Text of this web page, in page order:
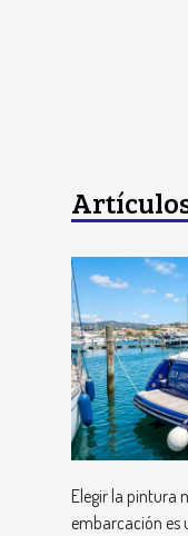
Elegir la pintura
embarcación es